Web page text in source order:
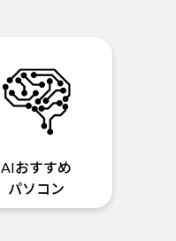
AIおすすめ
パソコン